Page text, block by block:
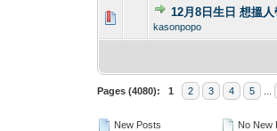
12月8日生日 想搵
kasonpopo
Pages (4080): 1 2 3 4 5
New Posts No New